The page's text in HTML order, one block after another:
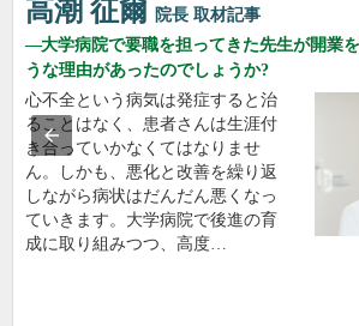
高潮 征爾 院長 取材記事
大学病院で要職を担ってきた先生が開業
うな理由があったのでしょうか?
心不全という病気は発症すると治
ることはなく、患者さんは生涯付
き合っていかなくてはなりませ
ん。しかも、悪化と改善を繰り返
しながら病状はだんだん悪くなっ
ていきます。大学病院で後進の育
成に取り組みつつ、高度…